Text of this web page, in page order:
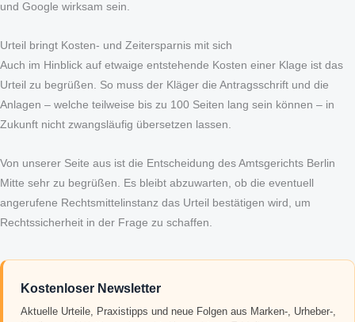
und Google wirksam sein.
Urteil bringt Kosten- und Zeitersparnis mit sich
Auch im Hinblick auf etwaige entstehende Kosten einer Klage ist das
Urteil zu begrüßen. So muss der Kläger die Antragsschrift und die
Anlagen – welche teilweise bis zu 100 Seiten lang sein können – in
Zukunft nicht zwangsläufig übersetzen lassen.
Von unserer Seite aus ist die Entscheidung des Amtsgerichts Berlin
Mitte sehr zu begrüßen. Es bleibt abzuwarten, ob die eventuell
angerufene Rechtsmittelinstanz das Urteil bestätigen wird, um
Rechtssicherheit in der Frage zu schaffen.
Kostenloser Newsletter
Aktuelle Urteile, Praxistipps und neue Folgen aus Marken-, Urheber-,